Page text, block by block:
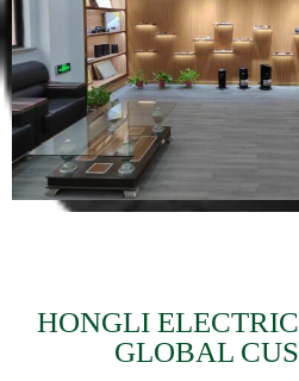
HONGLI
GLOBAL